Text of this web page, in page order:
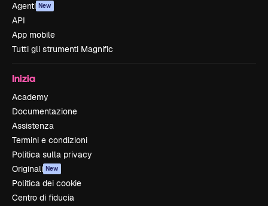
Agenti New
API
App mobile
Tutti gli strumenti Magnific
Inizia
Academy
Documentazione
Assistenza
Termini e condizioni
Politica sulla privacy
Originali New
Politica dei cookie
Centro di fiducia